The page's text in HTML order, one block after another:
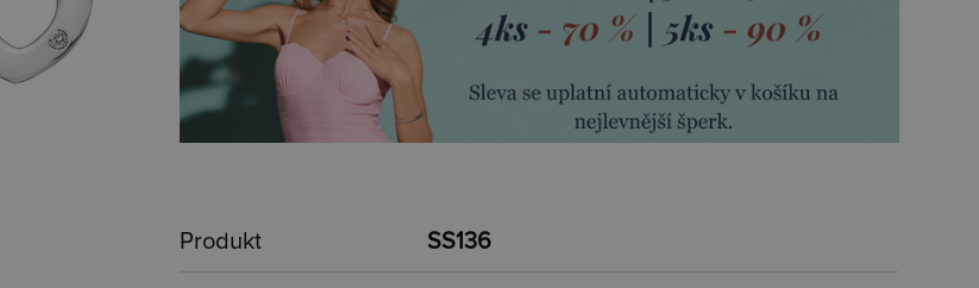
Produkt SS136